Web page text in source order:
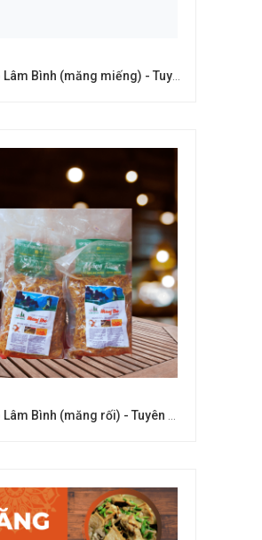
Măng khô Lâm Bình (măng miếng) - Tuyên Quang
Măng khô Lâm Bình (măng rối) - Tuyên Quang